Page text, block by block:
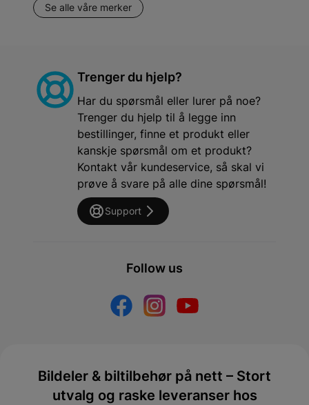
Se alle våre merker
Trenger du hjelp?
Har du spørsmål eller lurer på noe?
Trenger du hjelp til å legge inn
bestillinger, finne et produkt eller
kanskje spørsmål om et produkt?
Kontakt vår kundeservice, så skal vi
prøve å svare på alle dine spørsmål!
Support
Follow us
Bildeler & biltilbehør på nett – Stort
utvalg og raske leveranser hos